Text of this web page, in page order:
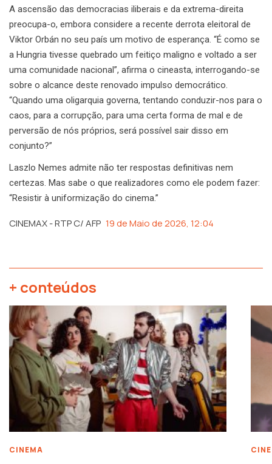
A ascensão das democracias iliberais e da extrema-direita
preocupa-o, embora considere a recente derrota eleitoral de
Viktor Orbán no seu país um motivo de esperança. “É como se
a Hungria tivesse quebrado um feitiço maligno e voltado a ser
uma comunidade nacional”, afirma o cineasta, interrogando-se
sobre o alcance deste renovado impulso democrático.
“Quando uma oligarquia governa, tentando conduzir-nos para o
caos, para a corrupção, para uma certa forma de mal e de
perversão de nós próprios, será possível sair disso em
conjunto?”
Laszlo Nemes admite não ter respostas definitivas nem
certezas. Mas sabe o que realizadores como ele podem fazer:
“Resistir à uniformização do cinema.”
CINEMAX - RTP C/ AFP 19 de Maio de 2026, 12:04
+ conteúdos
CINEMA